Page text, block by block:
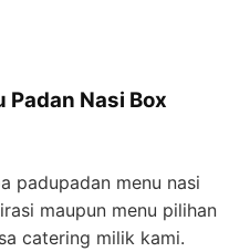
Padan Nasi Box
padupadan menu nasi
maupun menu pilihan
catering milik kami.